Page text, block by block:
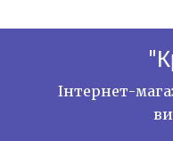
Інтернет-